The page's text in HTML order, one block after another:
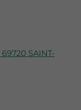
69720 SAINT-